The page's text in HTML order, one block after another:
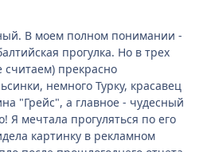
В моем полном понимании -
прогулка. Но в трех
считаем) прекрасно
немного Турку, красавец
"Грейс", а главное - чудесный
Я мечтала прогуляться по его
картинку в рекламном